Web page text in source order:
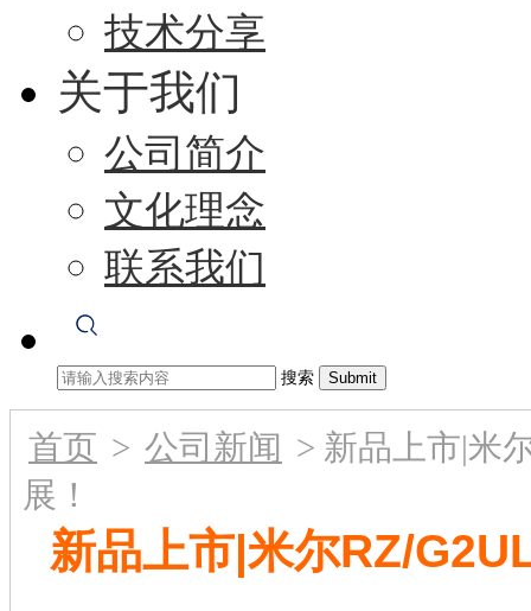
技术分享
关于我们
公司简介
文化理念
联系我们
搜索
首页 > 公司新闻 > 新品上市|米
展！
新品上市|米尔RZ/